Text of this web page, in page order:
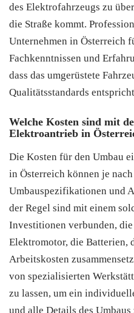
des Elektrofahrzeugs zu
die Straße kommt.
Unternehmen in Österreich
Fachkenntnissen und
dass das umgerüstete
Qualitätsstandards
Welche Kosten sind mit
Elektroantrieb in
Die Kosten für den Umbau
in Österreich können je
Umbauspezifikationen und
der Regel sind mit einem
Investitionen verbunden,
Elektromotor, die Batterien,
Arbeitskosten
von spezialisierten
zu lassen, um ein
und alle Details des